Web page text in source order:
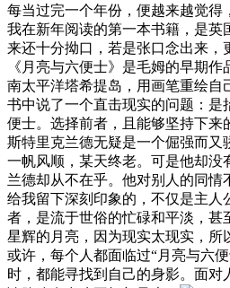
每当过完一个年份，便越来越觉得
我在新年阅读的第一本书籍，是英
来还十分拗口，若是张口念出来，
《月亮与六便士》是毛姆的早期
南太平洋塔希提岛，用画笔重绘自
书中说了一个直击现实的问题：
便士。选择前者，且能够坚持下来
斯特里克兰德无疑是一个倔强而又
一帆风顺，某天终老。可是他却
兰德却从不在乎。他对别人的同情
给我留下深刻印象的，不仅是主人
者，是流于世俗的忙碌和平淡，甚
星辉的月亮，因为现实太现实，所
或许，每个人都面临过“月亮与六
时，都能寻找到自己的身影。面